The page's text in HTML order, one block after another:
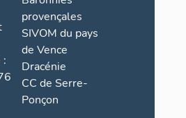
:
provençales
SIVOM du pays
de Vence
Dracénie
CC de Serre-
Ponçon